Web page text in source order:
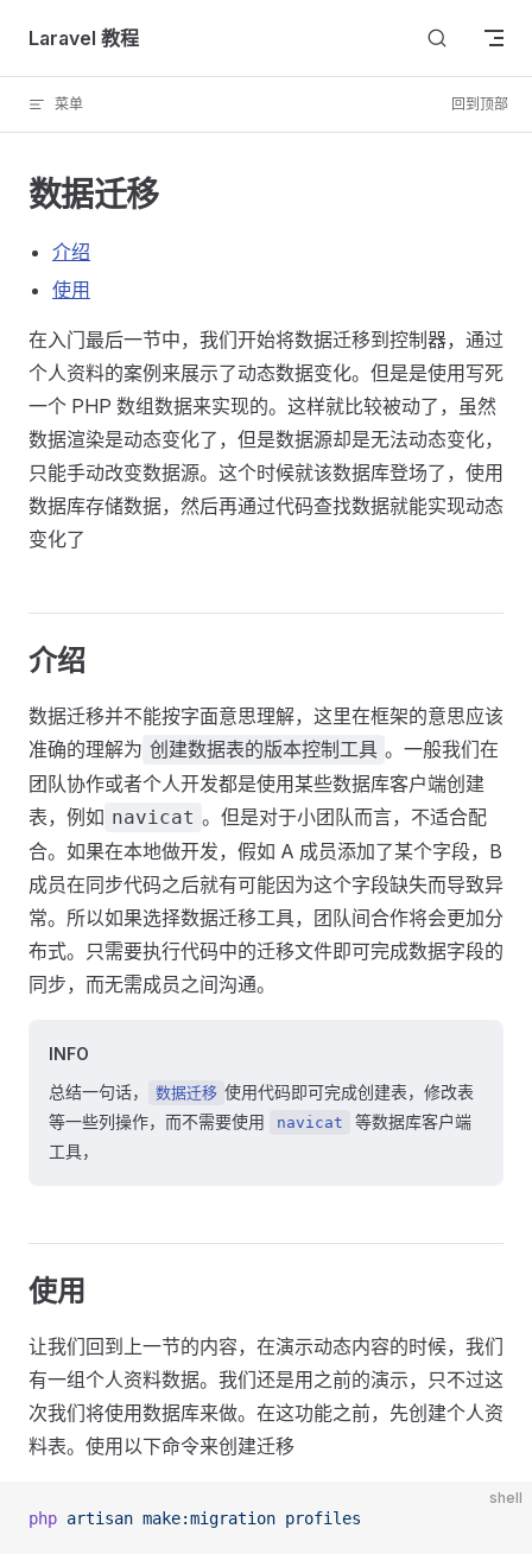
Skip to content
Laravel 教程
菜单 回到顶部
数据迁移
介绍
使用
在入门最后一节中，我们开始将数据迁移到控制器，通过
个人资料的案例来展示了动态数据变化。但是是使用写死
一个 PHP 数组数据来实现的。这样就比较被动了，虽然
数据渲染是动态变化了，但是数据源却是无法动态变化，
只能手动改变数据源。这个时候就该数据库登场了，使用
数据库存储数据，然后再通过代码查找数据就能实现动态
变化了
介绍
数据迁移并不能按字面意思理解，这里在框架的意思应该
准确的理解为 创建数据表的版本控制工具 。一般我们在
团队协作或者个人开发都是使用某些数据库客户端创建
表，例如 navicat 。但是对于小团队而言，不适合配
合。如果在本地做开发，假如 A 成员添加了某个字段，B
成员在同步代码之后就有可能因为这个字段缺失而导致异
常。所以如果选择数据迁移工具，团队间合作将会更加分
布式。只需要执行代码中的迁移文件即可完成数据字段的
同步，而无需成员之间沟通。
INFO
总结一句话，
数据迁移 使用代码即可完成创建表，修改表
等一些列操作，而不需要使用
navicat
等数据库客户端
工具，
使用
让我们回到上一节的内容，在演示动态内容的时候，我们
有一组个人资料数据。我们还是用之前的演示，只不过这
次我们将使用数据库来做。在这功能之前，先创建个人资
料表。使用以下命令来创建迁移
shell
php artisan make:migration profiles